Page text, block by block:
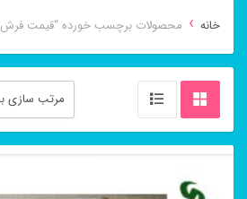
خانه › محصولات برچسب خورده “قیمت فرش500شانه”